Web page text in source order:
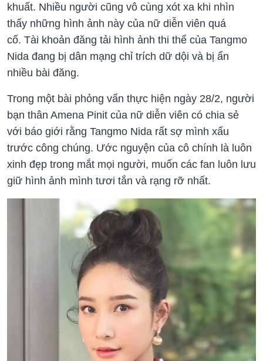
khuất. Nhiều người cũng vô cùng xót xa khi nhìn
thấy những hình ảnh này của nữ diễn viên quá
cố. Tài khoản đăng tải hình ảnh thi thể của Tangmo
Nida đang bị dân mạng chỉ trích dữ dội và bị ẩn
nhiều bài đăng.
Trong một bài phỏng vấn thực hiện ngày 28/2, người
bạn thân Amena Pinit của nữ diễn viên có chia sẻ
với báo giới rằng Tangmo Nida rất sợ mình xấu
trước công chúng. Ước nguyện của cô chính là luôn
xinh đẹp trong mắt mọi người, muốn các fan luôn lưu
giữ hình ảnh mình tươi tắn và rạng rỡ nhất.